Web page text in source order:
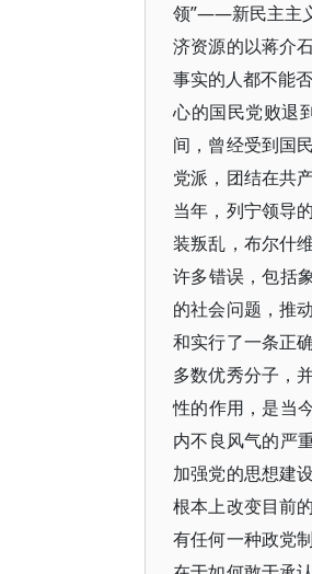
领”――新民主主
济资源的以蒋介
事实的人都不能
心的国民党败退
间，曾经受到国
党派，团结在共
当年，列宁领导
装叛乱，布尔什
许多错误，包括
的社会问题，推
和实行了一条正
多数优秀分子，
性的作用，是当
内不良风气的严
加强党的思想建
根本上改变目前
有任何一种政党